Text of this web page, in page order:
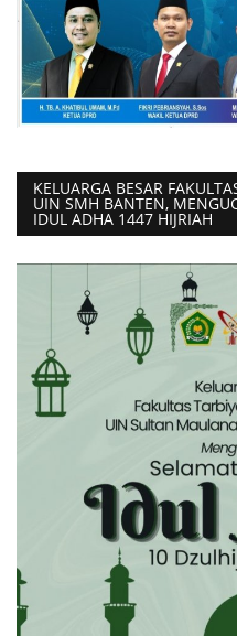
KELUARGA BESAR
UIN SMH BANTEN,
IDUL ADHA 1447 HIJRIAH